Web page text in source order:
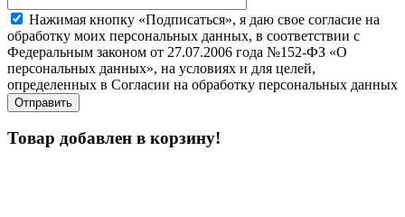
Нажимая кнопку «Подписаться», я даю свое согласие на
обработку моих персональных данных, в соответствии с
Федеральным законом от 27.07.2006 года №152-ФЗ «О
персональных данных», на условиях и для целей,
определенных в Согласии на обработку персональных данных
Товар добавлен в корзину!